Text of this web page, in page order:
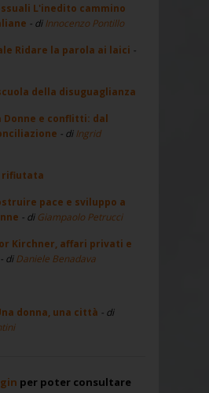
L'inedito cammino
- diInnocenzo Pontillo
Ridare la parola ai laici -
della disuguaglianza
Donne e conflitti: dal
- diIngrid
rifiutata
pace e sviluppo a
- di Giampaolo Petrucci
Kirchner, affari privati e
- diDaniele Benadava
donna, una città - di
per poter consultare